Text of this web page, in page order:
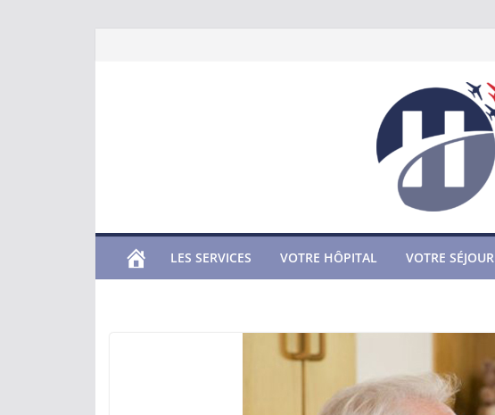
LES SERVICES VOTRE HÔPITAL VOTRE SÉJOUR